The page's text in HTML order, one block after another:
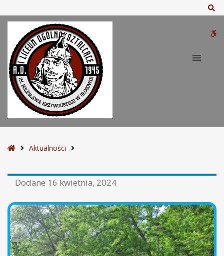
S
o
a
g
ł
ó
w
Aktualności
Dodane 16 kwietnia, 2024